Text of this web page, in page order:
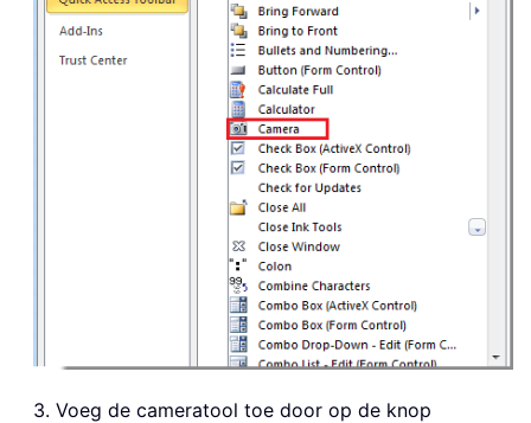
3. Voeg de cameratool toe door op de knop